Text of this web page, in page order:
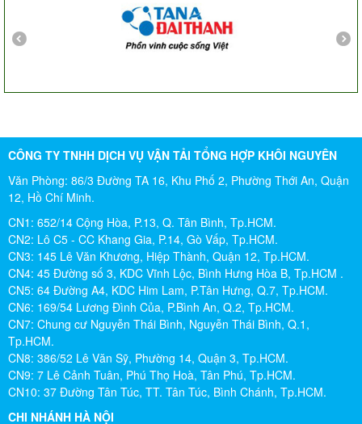
Chị Tố Nhi
CÔNG TY TNHH DỊCH VỤ VẬN TẢI TỔNG HỢP KHÔI NGUYÊN
Văn Phòng: 86/3 Đường TA 16, Khu Phố 2, Phường Thới An, Quận
12, Hồ Chí Minh.
CN1: 652/14 Cộng Hòa, P.13, Q. Tân Bình, Tp.HCM.
CN2: Lô C5 - CC Khang Gia, P.14, Gò Vấp, Tp.HCM.
CN3: 145 Lê Văn Khương, Hiệp Thành, Quận 12, Tp.HCM.
CN4: 45 Đường số 3, KDC Vĩnh Lộc, Bình Hưng Hòa B, Tp.HCM .
CN5: 64 Đường A4, KDC Him Lam, P.Tân Hưng, Q.7, Tp.HCM.
CN6: 169/54 Lương Đình Của, P.Bình An, Q.2, Tp.HCM.
CN7: Chung cư Nguyễn Thái Bình, Nguyễn Thái Bình, Q.1,
Tp.HCM.
CN8: 386/52 Lê Văn Sỹ, Phường 14, Quận 3, Tp.HCM.
CN9: 7 Lê Cảnh Tuân, Phú Thọ Hoà, Tân Phú, Tp.HCM.
CN10: 37 Đường Tân Túc, TT. Tân Túc, Bình Chánh, Tp.HCM.
CHI NHÁNH HÀ NỘI